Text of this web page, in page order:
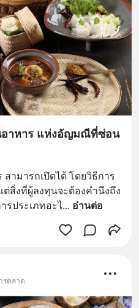
อาหาร แห่งอัญมณีที่ซ่อน
ามารถเปิดได้ โดยวิธีการ
สิ่งที่ผู้ลงทุนจะต้องคำนึงถึง
รประเภทอะไ... อ่านต่อ
รตลาด